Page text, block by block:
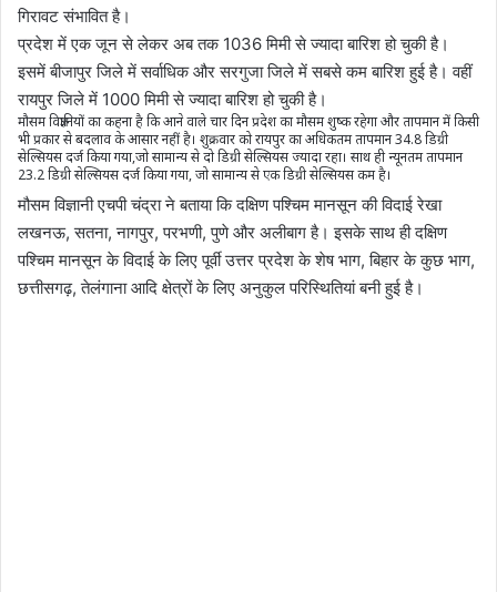
गिरावट संभावित है।
प्रदेश में एक जून से लेकर अब तक 1036 मिमी से ज्यादा बारिश हो चुकी है।
इसमें बीजापुर जिले में सर्वाधिक और सरगुजा जिले में सबसे कम बारिश हुई है। वहीं
रायपुर जिले में 1000 मिमी से ज्यादा बारिश हो चुकी है।
मौसम विज्ञानियों का कहना है कि आने वाले चार दिन प्रदेश का मौसम शुष्क रहेगा और तापमान में किसी
भी प्रकार से बदलाव के आसार नहीं है। शुक्रवार को रायपुर का अधिकतम तापमान 34.8 डिग्री
सेल्सियस दर्ज किया गया,जो सामान्य से दो डिग्री सेल्सियस ज्यादा रहा। साथ ही न्यूनतम तापमान
23.2 डिग्री सेल्सियस दर्ज किया गया, जो सामान्य से एक डिग्री सेल्सियस कम है।
मौसम विज्ञानी एचपी चंद्रा ने बताया कि दक्षिण पश्चिम मानसून की विदाई रेखा
लखनऊ, सतना, नागपुर, परभणी, पुणे और अलीबाग है। इसके साथ ही दक्षिण
पश्चिम मानसून के विदाई के लिए पूर्वी उत्तर प्रदेश के शेष भाग, बिहार के कुछ भाग,
छत्तीसगढ़, तेलंगाना आदि क्षेत्रों के लिए अनुकुल परिस्थितियां बनी हुई है।